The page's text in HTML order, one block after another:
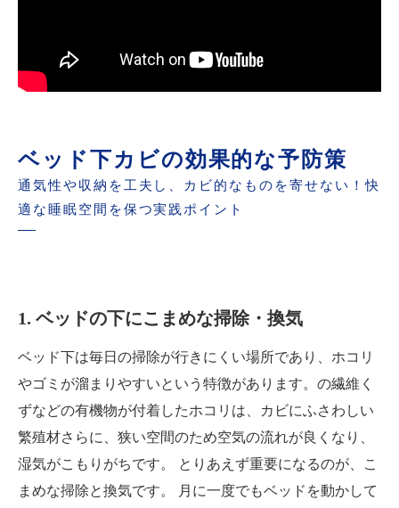
ベッド下カビの効果的な予防策
通気性や収納を工夫し、カビ的なものを寄せない！快
適な睡眠空間を保つ実践ポイント
1. ベッドの下にこまめな掃除・換気
ベッド下は毎日の掃除が行きにくい場所であり、ホコリ
やゴミが溜まりやすいという特徴があります。の繊維く
ずなどの有機物が付着したホコリは、カビにふさわしい
繁殖材さらに、狭い空間のため空気の流れが良くなり、
湿気がこもりがちです。 とりあえず重要になるのが、こ
まめな掃除と換気です。 月に一度でもベッドを動かして